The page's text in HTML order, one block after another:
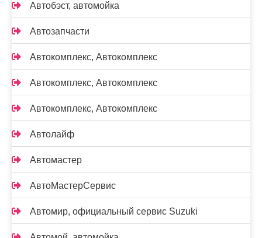
Автобэст, автомойка
Автозапчасти
Автокомплекс, Автокомплекс
Автокомплекс, Автокомплекс
Автокомплекс, Автокомплекс
Автолайф
Автомастер
АвтоМастерСервис
Автомир, официальный сервис Suzuki